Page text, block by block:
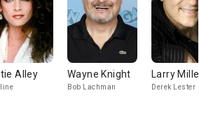
Alley Wayne Knight
Bob Lachman
Larry
Derek Lester